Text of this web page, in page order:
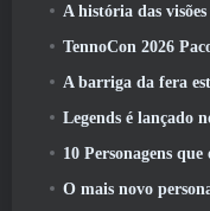
A história das visões da
TennoCon 2026 Pacote
A barriga da fera
Legends é lançado
10 Personagens que os fãs querem no 2026
O mais novo personagem do